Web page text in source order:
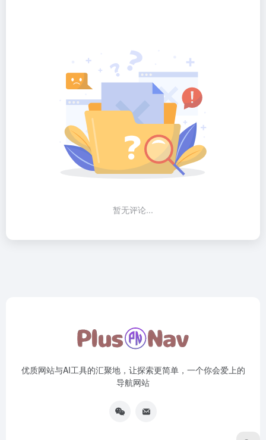
暂无评论...
优质网站与AI工具的汇聚地，让探索更简单，一个你会爱上的
导航网站